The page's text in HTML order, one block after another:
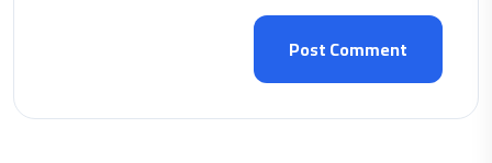
Post Comment